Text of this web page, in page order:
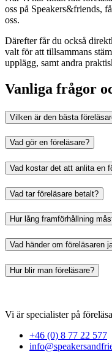
oss på Speakers&friends,
oss.
Därefter får du också
valt för att tillsammans
upplägg, samt andra
Vanliga frågor
Vilken är den bästa
Vad gör en föreläsare?
Vad kostar det att anlita en
Vad tar föreläsare betalt?
Hur lång framförhållning
Vad händer om föreläsaren
Hur blir man föreläsare?
Vi är specialister på
+46 (0) 8 77 22 577